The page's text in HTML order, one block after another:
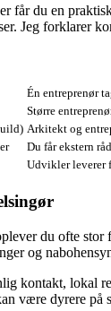
får du en
Jeg
Én entreprenør
Større
Arkitekt og
Du får ekstern
Udvikler leverer
du ofte
og
kontakt, lokal
være dyrere på